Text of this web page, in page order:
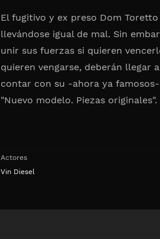
El fugitivo y ex preso Dom
llevándose igual de mal. Sin
unir sus fuerzas si quieren
quieren vengarse, deberán llegar
contar con su -ahora ya
"Nuevo modelo. Piezas originales".
Actores
Vin Diesel